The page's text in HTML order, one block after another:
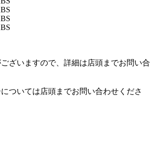
ございますので、詳細は店頭までお問い合
ついては店頭までお問い合わせくださ